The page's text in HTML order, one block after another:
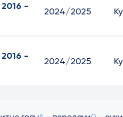
-
2024/2025
-
2024/2025